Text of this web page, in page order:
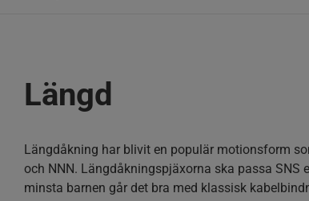
Längd
Längdåkning har blivit en populär motionsform
och NNN. Längdåkningspjäxorna ska passa SNS
minsta barnen går det bra med klassisk